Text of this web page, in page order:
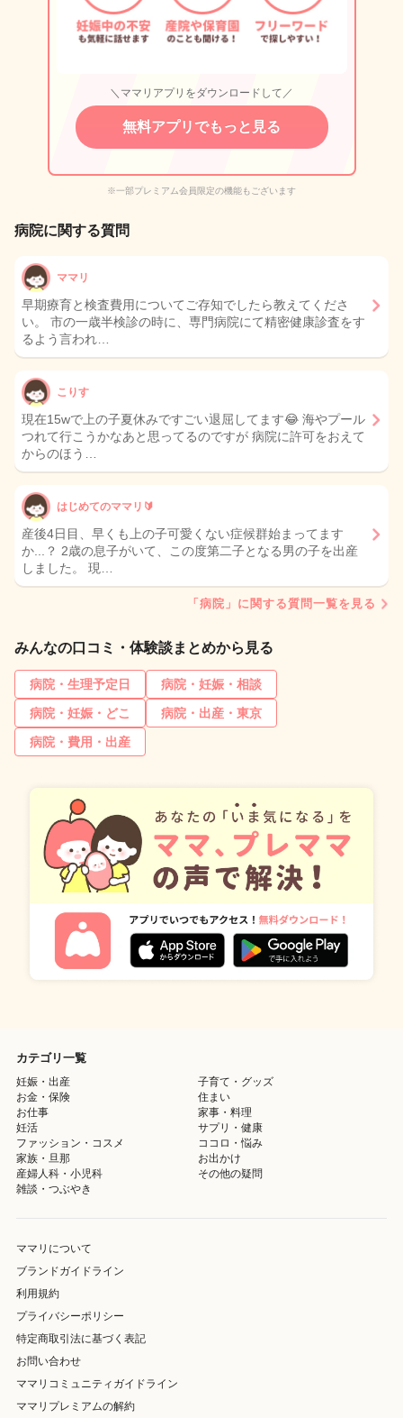
＼ママリアプリをダウンロードして／
無料アプリでもっと見る
※一部プレミアム会員限定の機能もございます
病院に関する質問
ママリ
早期療育と検査費用についてご存知でしたら教えてくださ
い。 市の一歳半検診の時に、専門病院にて精密健康診査をす
るよう言われ…
こりす
現在15wで上の子夏休みですごい退屈してます😂 海やプール
つれて行こうかなあと思ってるのですが 病院に許可をおえて
からのほう…
はじめてのママリ🔰
産後4日目、早くも上の子可愛くない症候群始まってます
か...？ 2歳の息子がいて、この度第二子となる男の子を出産
しました。 現…
「病院」に関する質問一覧を見る
みんなの口コミ・体験談まとめから見る
病院・生理予定日
病院・妊娠・相談
病院・妊娠・どこ
病院・出産・東京
病院・費用・出産
カテゴリ一覧
妊娠・出産
子育て・グッズ
お金・保険
住まい
お仕事
家事・料理
妊活
サプリ・健康
ファッション・コスメ
ココロ・悩み
家族・旦那
お出かけ
産婦人科・小児科
その他の疑問
雑談・つぶやき
ママリについて
ブランドガイドライン
利用規約
プライバシーポリシー
特定商取引法に基づく表記
お問い合わせ
ママリコミュニティガイドライン
ママリプレミアムの解約